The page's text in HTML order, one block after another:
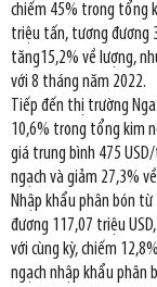
chiếm 45% trong tổng
triệu tấn, tương đương
tăng15,2% về lượng,
với 8 tháng năm 2022.
Tiếp đến thị trường
10,6% trong tổng kim
giá trung bình 475
ngạch và giảm 27,3%
Nhập khẩu phân bón
đương 117,07 triệu
với cùng kỳ, chiếm
ngạch nhập khẩu phân